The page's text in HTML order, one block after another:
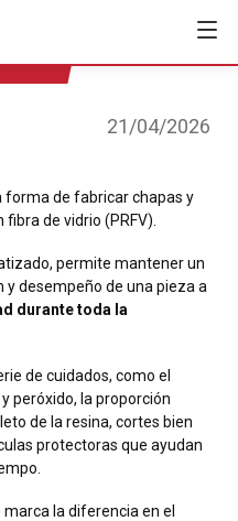
21/04/2026
forma de fabricar chapas y
de vidrio (PRFV).
permite mantener un
desempeño de una pieza a
durante toda la
de cuidados, como el
peróxido, la proporción
de la resina, cortes bien
protectoras que ayudan
la diferencia en el